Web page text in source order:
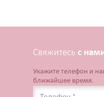
Свяжитесь с
Укажите телефон и
ближайшее время.